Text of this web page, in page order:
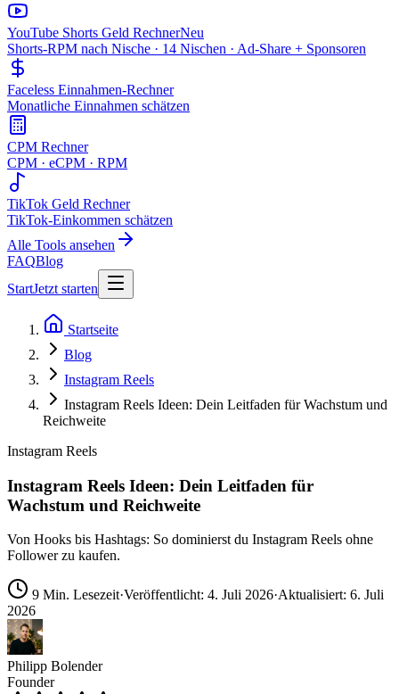
YouTube Shorts Geld RechnerNeu
Shorts-RPM nach Nische · 14 Nischen · Ad-Share + Sponsoren
Faceless Einnahmen-Rechner
Monatliche Einnahmen schätzen
CPM Rechner
CPM · eCPM · RPM
TikTok Geld Rechner
TikTok-Einkommen schätzen
Alle Tools ansehen
FAQBlog
StartJetzt starten
Startseite
Blog
Instagram Reels
Instagram Reels Ideen: Dein Leitfaden für Wachstum und
Reichweite
Instagram Reels
Instagram Reels Ideen: Dein Leitfaden für
Wachstum und Reichweite
Von Hooks bis Hashtags: So dominierst du Instagram Reels ohne
Follower zu kaufen.
9 Min. Lesezeit·Veröffentlicht: 4. Juli 2026·Aktualisiert: 6. Juli
2026
Philipp Bolender
Founder